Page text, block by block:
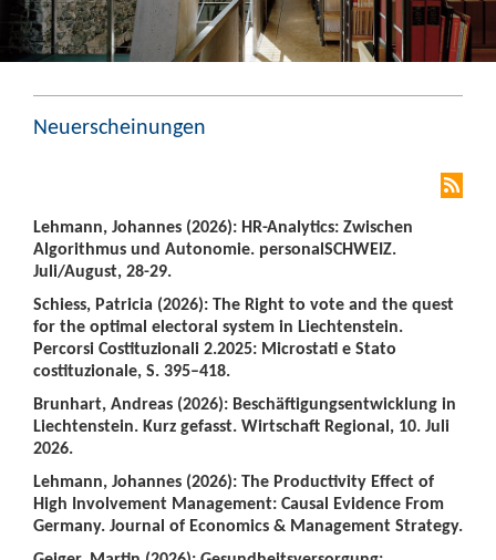
Neuerscheinungen
Lehmann, Johannes (2026): HR-Analytics: Zwischen
Algorithmus und Autonomie. personalSCHWEIZ.
Juli/August, 28-29.
Schiess, Patricia (2026): The Right to vote and the quest
for the optimal electoral system in Liechtenstein.
Percorsi Costituzionali 2.2025: Microstati e Stato
costituzionale, S. 395–418.
Brunhart, Andreas (2026): Beschäftigungsentwicklung in
Liechtenstein. Kurz gefasst. Wirtschaft Regional, 10. Juli
2026.
Lehmann, Johannes (2026): The Productivity Effect of
High Involvement Management: Causal Evidence From
Germany. Journal of Economics & Management Strategy.